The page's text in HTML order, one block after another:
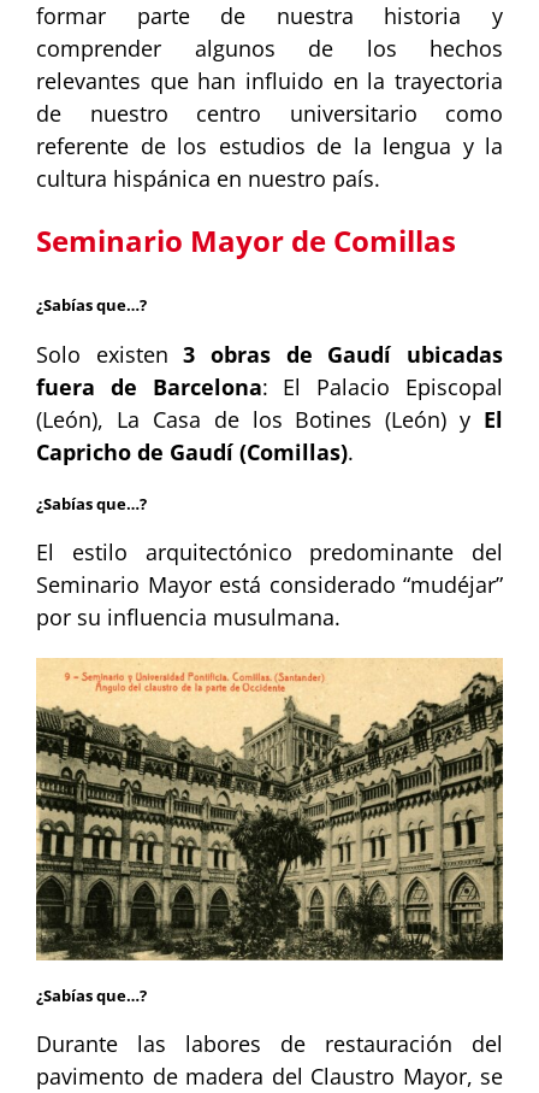
formar parte de nuestra historia y
comprender algunos de los hechos
relevantes que han influido en la trayectoria
de nuestro centro universitario como
referente de los estudios de la lengua y la
cultura hispánica en nuestro país.
Seminario Mayor de Comillas
¿Sabías que…?
Solo existen3 obras de Gaudí ubicadas
fuera de Barcelona: El Palacio Episcopal
(León), La Casa de los Botines (León) y El
Capricho de Gaudí (Comillas).
¿Sabías que…?
El estilo arquitectónico predominante del
Seminario Mayor está considerado “mudéjar”
por su influencia musulmana.
¿Sabías que…?
Durante las labores de restauración del
pavimento de madera del Claustro Mayor, se